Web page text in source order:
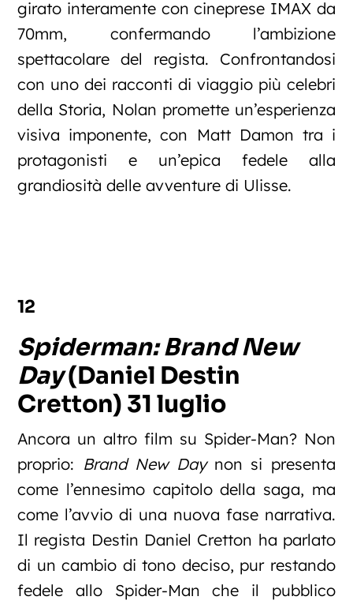
girato interamente con cineprese IMAX da
70mm, confermando l’ambizione
spettacolare del regista. Confrontandosi
con uno dei racconti di viaggio più celebri
della Storia, Nolan promette un’esperienza
visiva imponente, con Matt Damon tra i
protagonisti e un’epica fedele alla
grandiosità delle avventure di Ulisse.
12
Spiderman: Brand New
Day(Daniel Destin
Cretton) 31 luglio
Ancora un altro film su Spider-Man? Non
proprio: Brand New Daynon si presenta
come l’ennesimo capitolo della saga, ma
come l’avvio di una nuova fase narrativa.
Il regista Destin Daniel Cretton ha parlato
di un cambio di tono deciso, pur restando
fedele allo Spider-Man che il pubblico